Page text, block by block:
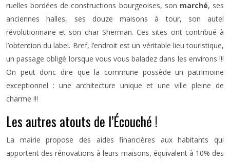
ruelles bordées de constructions bourgeoises, son marché, ses
anciennes halles, ses douze maisons à tour, son autel
révolutionnaire et son char Sherman. Ces sites ont contribué à
l’obtention du label. Bref, l’endroit est un véritable lieu touristique,
un passage obligé lorsque vous vous baladez dans les environs !!!
On peut donc dire que la commune possède un patrimoine
exceptionnel : une architecture unique et une ville pleine de
charme !!!
Les autres atouts de l’Écouché !
La mairie propose des aides financières aux habitants qui
apportent des rénovations à leurs maisons, équivalent à 10% des